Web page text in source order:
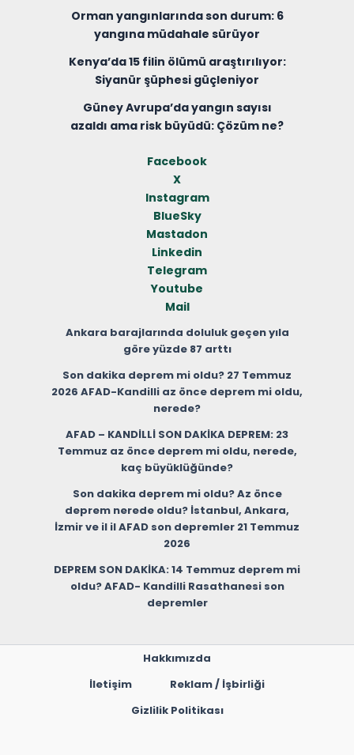
Orman yangınlarında son durum: 6
yangına müdahale sürüyor
Kenya’da 15 filin ölümü araştırılıyor:
Siyanür şüphesi güçleniyor
Güney Avrupa’da yangın sayısı
azaldı ama risk büyüdü: Çözüm ne?
Facebook
X
Instagram
BlueSky
Mastadon
Linkedin
Telegram
Youtube
Mail
Ankara barajlarında doluluk geçen yıla
göre yüzde 87 arttı
Son dakika deprem mi oldu? 27 Temmuz
2026 AFAD-Kandilli az önce deprem mi oldu,
nerede?
AFAD – KANDİLLİ SON DAKİKA DEPREM: 23
Temmuz az önce deprem mi oldu, nerede,
kaç büyüklüğünde?
Son dakika deprem mi oldu? Az önce
deprem nerede oldu? İstanbul, Ankara,
İzmir ve il il AFAD son depremler 21 Temmuz
2026
DEPREM SON DAKİKA: 14 Temmuz deprem mi
oldu? AFAD- Kandilli Rasathanesi son
depremler
Hakkımızda
İletişim
Reklam / İşbirliği
Gizlilik Politikası